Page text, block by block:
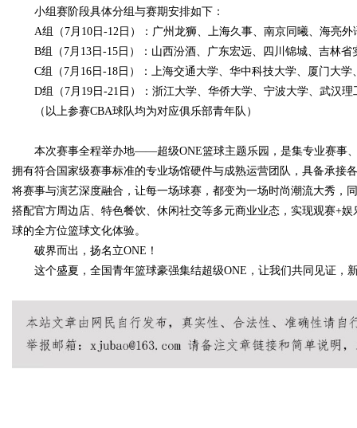
小组赛阶段具体分组与赛期安排如下：
A组（7月10日-12日）：广州龙狮、上海久事、南京同曦、海亮外
B组（7月13日-15日）：山西汾酒、广东宏远、四川锦城、吉林省
C组（7月16日-18日）：上海交通大学、华中科技大学、厦门大学
D组（7月19日-21日）：浙江大学、华侨大学、宁波大学、武汉理
（以上参赛CBA球队均为对应俱乐部青年队）
本次赛事全程举办地——超级ONE篮球主题乐园，是集专业赛事
拥有符合国家级赛事标准的专业场馆硬件与成熟运营团队，具备承接
将赛事与演艺深度融合，让每一场球赛，都变为一场时尚潮流大秀，
搭配官方周边店、特色餐饮、休闲社交等多元商业业态，实现观赛+
球的全方位篮球文化体验。
破界而出，扬名立ONE！
这个盛夏，全国青年篮球豪强集结超级ONE，让我们共同见证，